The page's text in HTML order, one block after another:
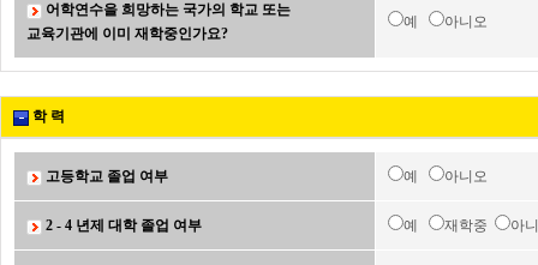
어학연수을 희망하는 국가의 학교 또는
교육기관에 이미 재학중인가요?
예 아니오
학 력
고등학교 졸업 여부 예 아니오
2 - 4 년제 대학 졸업 여부 예 재학중 아